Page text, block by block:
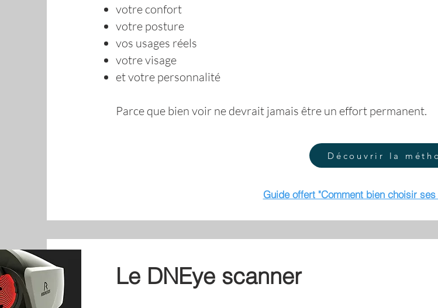
votre confort
votre posture
vos usages réels
votre visage
et votre personnalité
Parce que bien voir ne devrait jamais être un effort permanent.
Découvrir la
Guide offert "Comment bien choisir
Le DNEye scanner